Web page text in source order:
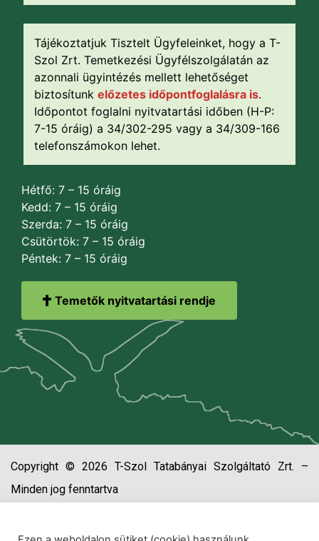
Tájékoztatjuk Tisztelt Ügyfeleinket, hogy a T-
Szol Zrt. Temetkezési Ügyfélszolgálatán az
azonnali ügyintézés mellett lehetőséget
biztosítunk előzetes időpontfoglalásra is.
Időpontot foglalni nyitvatartási időben (H-P:
7-15 óráig) a 34/302-295 vagy a 34/309-166
telefonszámokon lehet.
Hétfő: 7 – 15 óráig
Kedd: 7 – 15 óráig
Szerda: 7 – 15 óráig
Csütörtök: 7 – 15 óráig
Péntek: 7 – 15 óráig
Temetők nyitvatartási rendje
Copyright © 2026 T-Szol Tatabányai Szolgáltató Zrt. –
Minden jog fenntartva